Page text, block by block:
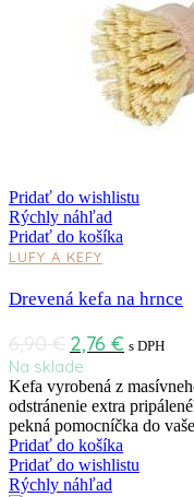
Pridať do wishlistu
Rýchly náhľad
Pridať do košíka
LUFY A KEFY
Drevená kefa na hrnce
2,76 € s DPH
Na sklade
Kefa vyrobená z
odstránenie extra
pekná pomocníčka do
Pridať do košíka
Pridať do wishlistu
Rýchly náhľad